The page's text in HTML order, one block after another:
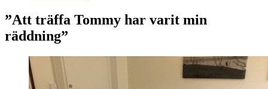
”Att träffa Tommy har varit min
räddning”